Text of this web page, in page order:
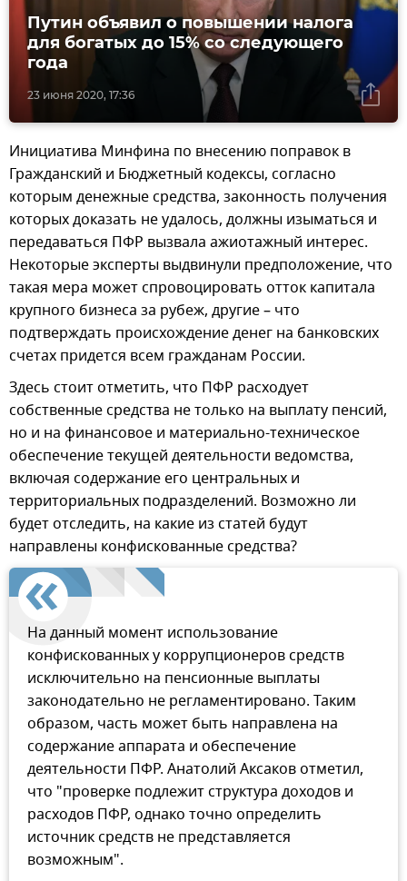
23 июня 2020, 17:36
Путин объявил о повышении налога
для богатых до 15% со следующего
года
Инициатива Минфина по внесению поправок в
Гражданский и Бюджетный кодексы, согласно
которым денежные средства, законность получения
которых доказать не удалось, должны изыматься и
передаваться ПФР вызвала ажиотажный интерес.
Некоторые эксперты выдвинули предположение, что
такая мера может спровоцировать отток капитала
крупного бизнеса за рубеж, другие – что
подтверждать происхождение денег на банковских
счетах придется всем гражданам России.
Здесь стоит отметить, что ПФР расходует
собственные средства не только на выплату пенсий,
но и на финансовое и материально-техническое
обеспечение текущей деятельности ведомства,
включая содержание его центральных и
территориальных подразделений. Возможно ли
будет отследить, на какие из статей будут
направлены конфискованные средства?
На данный момент использование
конфискованных у коррупционеров средств
исключительно на пенсионные выплаты
законодательно не регламентировано. Таким
образом, часть может быть направлена на
содержание аппарата и обеспечение
деятельности ПФР. Анатолий Аксаков отметил,
что "проверке подлежит структура доходов и
расходов ПФР, однако точно определить
источник средств не представляется
возможным".